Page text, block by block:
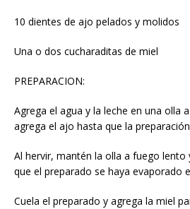
10 dientes de ajo pelados y molidos
Una o dos cucharaditas de miel
PREPARACION:
Agrega el agua y la leche en una olla
agrega el ajo hasta que la
Al hervir, mantén la olla a fuego lento
que el preparado se haya evaporado
Cuela el preparado y agrega la miel